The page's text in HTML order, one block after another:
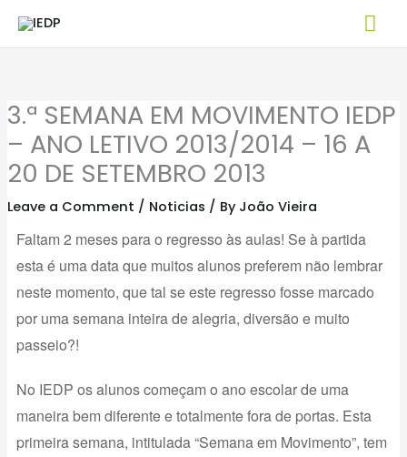
3.ª SEMANA EM MOVIMENTO IEDP
– ANO LETIVO 2013/2014 – 16 A
20 DE SETEMBRO 2013
Leave a Comment / Noticias / By João Vieira
Faltam 2 meses para o regresso às aulas! Se à partida
esta é uma data que muitos alunos preferem não lembrar
neste momento, que tal se este regresso fosse marcado
por uma semana inteira de alegria, diversão e muito
passeio?!
No IEDP os alunos começam o ano escolar de uma
maneira bem diferente e totalmente fora de portas. Esta
primeira semana, intitulada “Semana em Movimento”, tem